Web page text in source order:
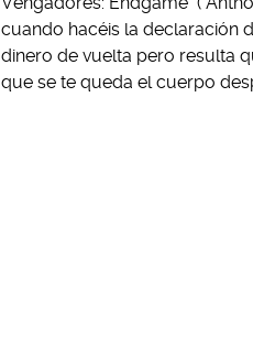
cuando hacéis la declaración
dinero de vuelta pero resulta
que se te queda el cuerpo